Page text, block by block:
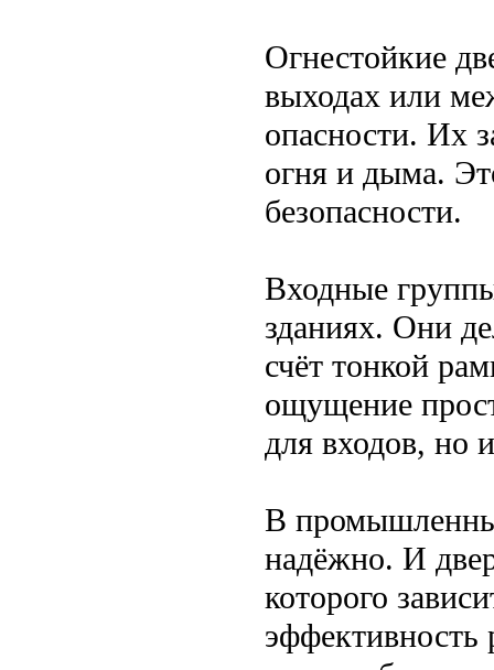
Огнестойкие
выходах или
опасности. Их
огня и дыма.
безопасности.
Входные
зданиях. Они
счёт тонкой
ощущение
для входов, но
В
надёжно. И
которого
эффективность